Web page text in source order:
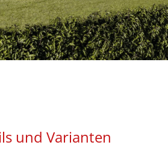
und Varianten